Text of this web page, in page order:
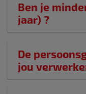
Ben je
jaar) ?
De
jou